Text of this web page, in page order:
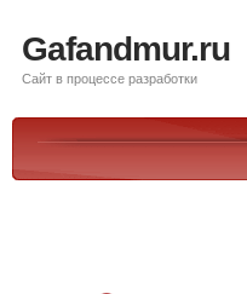
Gafandmur.ru
Сайт в процессе разработки